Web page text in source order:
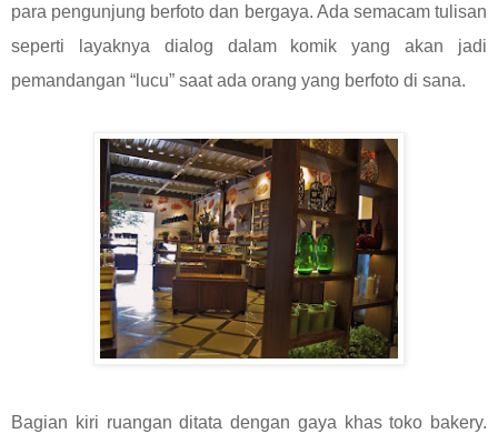
para pengunjung berfoto dan bergaya. Ada semacam tulisan
seperti layaknya dialog dalam komik yang akan jadi
pemandangan “lucu” saat ada orang yang berfoto di sana.
Bagian kiri ruangan ditata dengan gaya khas toko bakery.